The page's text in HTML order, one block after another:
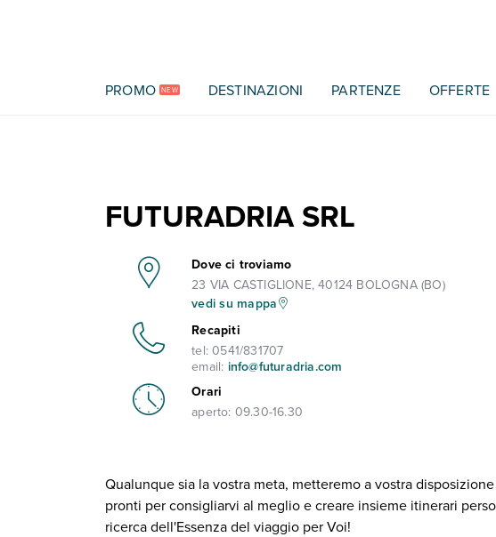
PROMO NEW DESTINAZIONI PARTENZE OFFERTE
FUTURADRIA SRL
Dove ci troviamo
23 VIA CASTIGLIONE, 40124 BOLOGNA (BO)
vedi su mappa
Recapiti
tel:0541/831707
email: info@futuradria.com
Orari
aperto: 09.30-16.30
Qualunque sia la vostra meta, metteremo a vostra
pronti per consigliarvi al meglio e creare insieme itinerari
ricerca dell'Essenza del viaggio per Voi!